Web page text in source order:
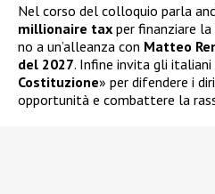
Nel corso del colloquio parla
millionaire tax per finanziare la
no a un’alleanza con Matteo
del 2027. Infine invita gli italiani
Costituzione» per difendere i
opportunità e combattere la